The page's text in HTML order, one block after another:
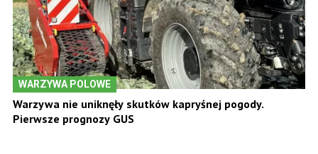
WARZYWA POLOWE
Warzywa nie uniknęły skutków kapryśnej pogody.
Pierwsze prognozy GUS